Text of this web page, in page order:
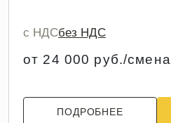
с НДСбез НДС
от 24 000 руб./смена
ПОДРОБНЕЕ